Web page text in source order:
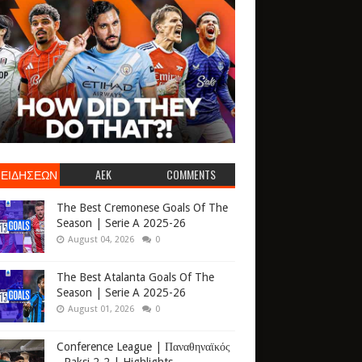
AEK COMMENTS
The Best Cremonese Goals Of The
Season | Serie A 2025-26
August 04, 2026 0
The Best Atalanta Goals Of The
Season | Serie A 2025-26
August 01, 2026 0
Conference League | Παναθηναϊκός